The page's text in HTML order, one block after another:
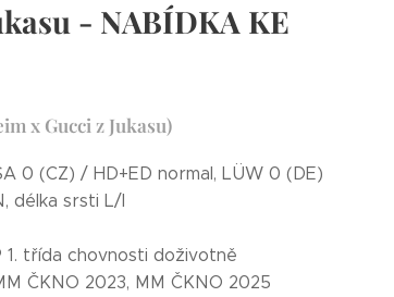
- NABÍDKA KE
x Gucci z Jukasu)
0 (CZ) / HD+ED normal, LÜW 0 (DE)
délka srsti L/l
1. třída chovnosti doživotně
ČKNO 2023, MM ČKNO 2025